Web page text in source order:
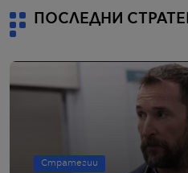
ПОСЛЕДНИ
Стратегии